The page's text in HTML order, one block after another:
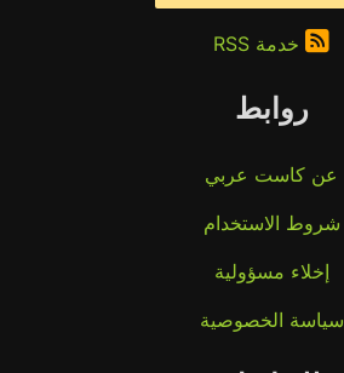
خدمة RSS
روابط
عن كاست عربي
شروط الاستخدام
إخلاء مسؤولية
سياسة الخصوصية